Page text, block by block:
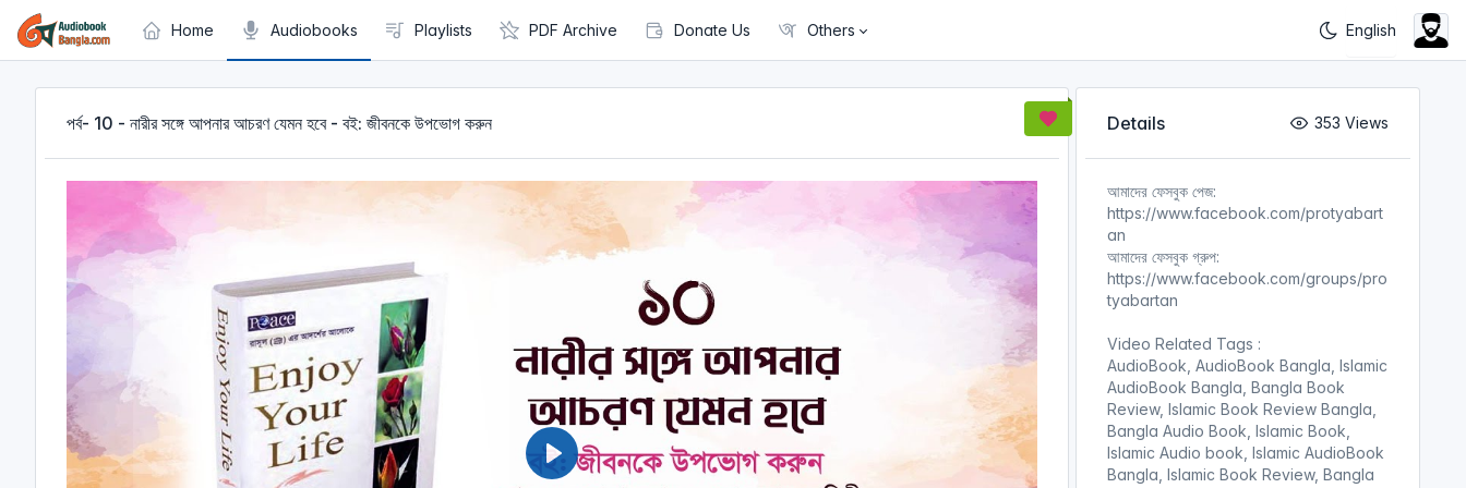
Cookies management panel
Home
Audiobooks Playlists PDF Archive Donate Us Others
পর্ব- 10 - নারীর সঙ্গে আপনার আচরণ যেমন হবে - বই: জীবনকে উপভোগ করুন
P
Details 353 Views
আমাদের ফেসবুক পেজ:
https://www.facebook.com/protyabart
an
আমাদের ফেসবুক গ্রুপ:
https://www.facebook.com/groups/pro
tyabartan
Video Related Tags :
AudioBook, AudioBook Bangla, Islamic
AudioBook Bangla, Bangla Book
Review, Islamic Book Review Bangla,
Bangla Audio Book, Islamic Book,
Islamic Audio book, Islamic AudioBook
Bangla, Islamic Book Review, Bangla